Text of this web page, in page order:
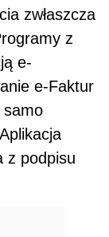
zwłaszcza
z
e-
e-Faktur
samo
z podpisu